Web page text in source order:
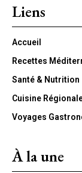
Liens
Accueil
Recettes
Santé & Nutrition
Cuisine
Voyages
À la une